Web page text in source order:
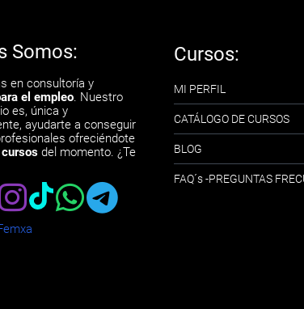
Somos:
en consultoría y
el empleo. Nuestro
es, única y
ayudarte a conseguir
ofreciéndote
cursos del momento. ¿Te
Cursos:
MI PERFIL
CATÁLOGO DE CURSOS
BLOG
FAQ´s -PREGUNTAS